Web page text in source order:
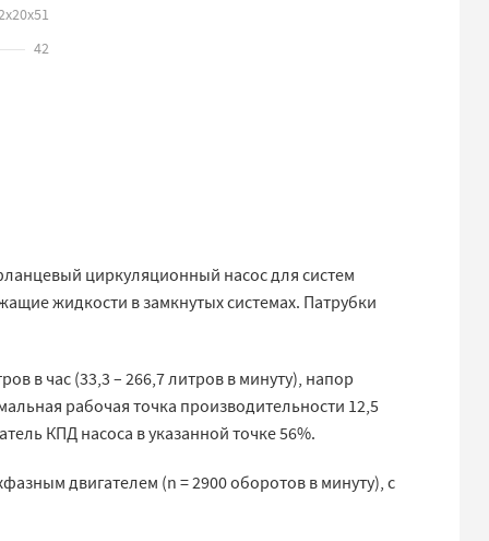
42
циркуляционный насос для систем
жидкости в замкнутых системах. Патрубки
в час (33,3 – 266,7 литров в минуту), напор
рабочая точка производительности 12,5
КПД насоса в указанной точке 56%.
двигателем (n = 2900 оборотов в минуту), с